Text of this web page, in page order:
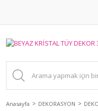
Anasayfa DEKORASYON